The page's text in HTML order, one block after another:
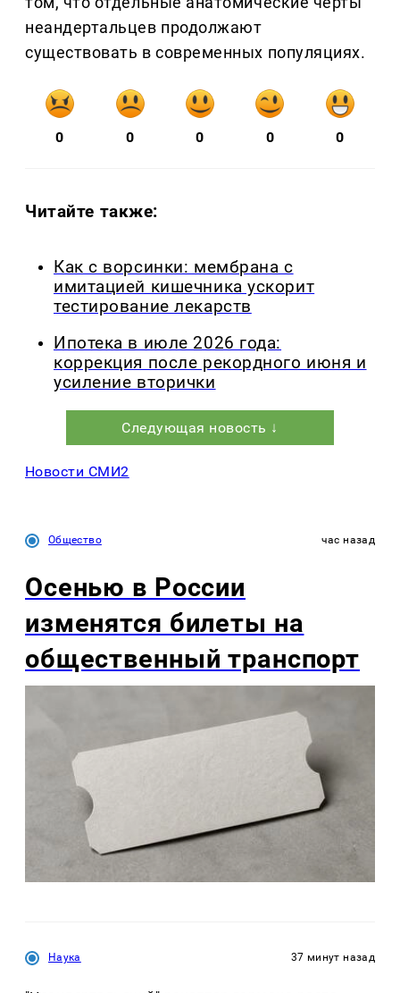
неандертальцев продолжают
существовать в современных популяциях.
0 0 0 0 0
Читайте также:
Как с ворсинки: мембрана с
имитацией кишечника ускорит
тестирование лекарств
Ипотека в июле 2026 года:
коррекция после рекордного июня и
усиление вторички
Следующая новость ↓
Новости СМИ2
Общество час назад
Осенью в России
изменятся билеты на
общественный транспорт
Наука 37 минут назад